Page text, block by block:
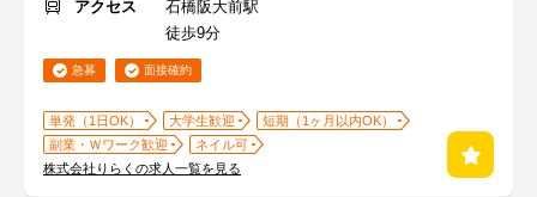
アクセス
石橋阪大前駅
徒歩9分
急募 面接確約
単発（1日OK） 大学生歓迎
短期（1ヶ月以内OK）
副業・Ｗワーク歓迎
ネイル可
株式会社りらくの求人一覧を見る